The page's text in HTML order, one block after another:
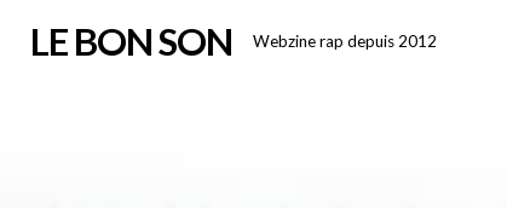
LE BON SON Webzine rap depuis 2012